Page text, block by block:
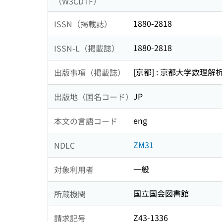
ISSN（掲載誌）
1880-2818
ISSN-L（掲載誌） 1880-2818
出版事項（掲載誌） [京都] : 京都大学数理解
出版地（国名コード） JP
本文の言語コード eng
NDLC ZM31
対象利用者 一般
所蔵機関 国立国会図書館
請求記号 Z43-1336